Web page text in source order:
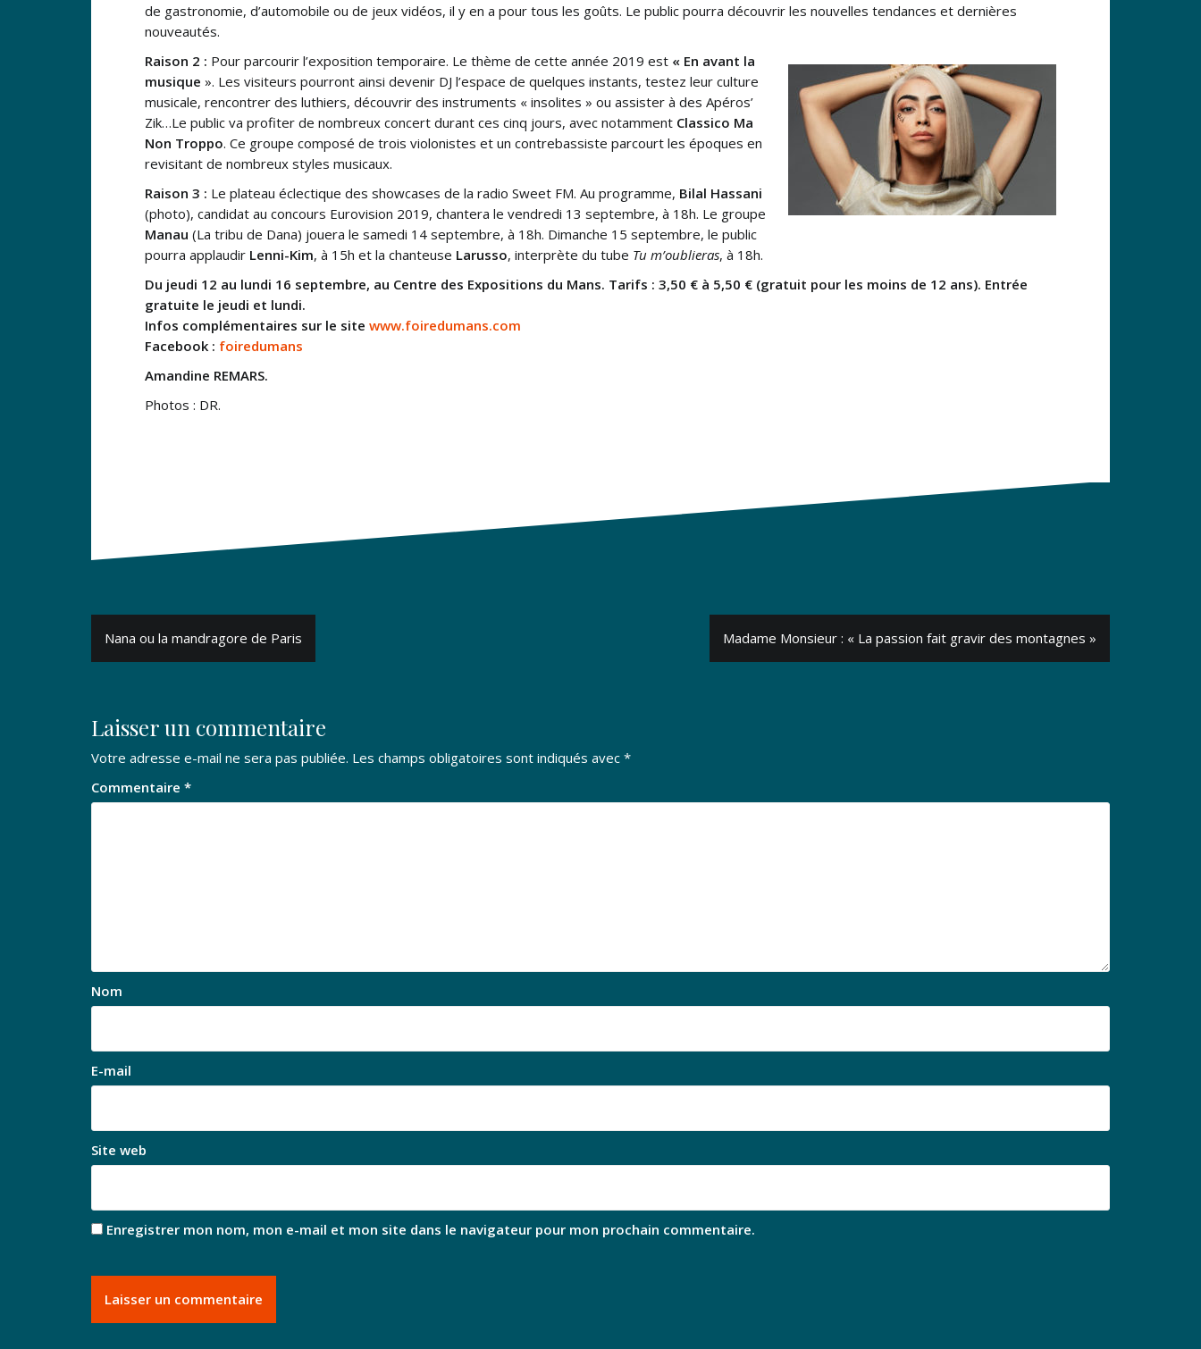
de gastronomie, d’automobile ou de jeux vidéos, il y en a pour tous les goûts. Le public pourra découvrir les nouvelles tendances et dernières
nouveautés.
Raison 2 : Pour parcourir l’exposition temporaire. Le thème de cette année 2019 est « En avant la
musique ». Les visiteurs pourront ainsi devenir DJ l’espace de quelques instants, testez leur culture
musicale, rencontrer des luthiers, découvrir des instruments « insolites » ou assister à des Apéros’
Zik…Le public va profiter de nombreux concert durant ces cinq jours, avec notamment Classico Ma
Non Troppo. Ce groupe composé de trois violonistes et un contrebassiste parcourt les époques en
revisitant de nombreux styles musicaux.
Raison 3 : Le plateau éclectique des showcases de la radio Sweet FM. Au programme, Bilal Hassani
(photo), candidat au concours Eurovision 2019, chantera le vendredi 13 septembre, à 18h. Le groupe
Manau (La tribu de Dana) jouera le samedi 14 septembre, à 18h. Dimanche 15 septembre, le public
pourra applaudir Lenni-Kim, à 15h et la chanteuse Larusso, interprète du tube Tu m’oublieras, à 18h.
Du jeudi 12 au lundi 16 septembre, au Centre des Expositions du Mans. Tarifs : 3,50 € à 5,50 € (gratuit pour les moins de 12 ans). Entrée
gratuite le jeudi et lundi.
Infos complémentaires sur le site www.foiredumans.com
Facebook : foiredumans
Amandine REMARS.
Photos : DR.
Navigation
de
Nana ou la mandragore de Paris Madame Monsieur : « La passion fait gravir des montagnes »
Laisser un commentaire
Votre adresse e-mail ne sera pas publiée. Les champs obligatoires sont indiqués avec *
Commentaire *
Nom
E-mail
Site web
Enregistrer mon nom, mon e-mail et mon site dans le navigateur pour mon prochain commentaire.